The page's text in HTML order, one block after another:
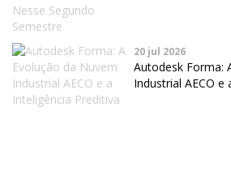
20 jul 2026
Autodesk Forma:
Industrial AECO e